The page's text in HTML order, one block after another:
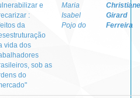
e
:
da
vida dos
sob as
do
Maria
Isabel
Pojo do
Christiane
Girard
Ferreira